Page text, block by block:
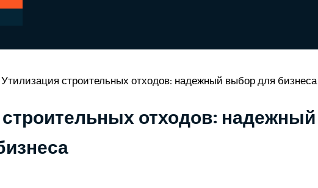
Утилизация строительных отходов: надежный выбор для бизнеса
отходов: надежный